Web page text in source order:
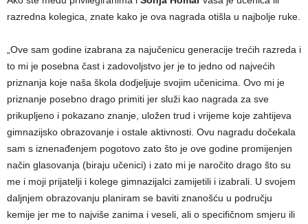
razredna kolegica, znate kako je ova nagrada otišla u najbolje ruke.
„Ove sam godine izabrana za najučenicu generacije trećih razreda i
to mi je posebna čast i zadovoljstvo jer je to jedno od najvećih
priznanja koje naša škola dodjeljuje svojim učenicima. Ovo mi je
priznanje posebno drago primiti jer služi kao nagrada za sve
prikupljeno i pokazano znanje, uložen trud i vrijeme koje zahtijeva
gimnazijsko obrazovanje i ostale aktivnosti. Ovu nagradu dočekala
sam s iznenađenjem pogotovo zato što je ove godine promijenjen
način glasovanja (biraju učenici) i zato mi je naročito drago što su
me i moji prijatelji i kolege gimnazijalci zamijetili i izabrali. U svojem
daljnjem obrazovanju planiram se baviti znanošću u području
kemije jer me to najviše zanima i veseli, ali o specifičnom smjeru ili